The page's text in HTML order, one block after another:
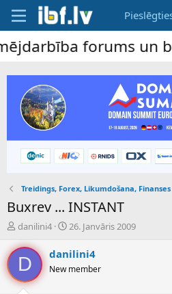
forums un
Treidings, Forex, Likumdošana, Finanses
Buxrev ... INSTANT
P
v
e
d
i
danilini4
S
k
m
26. Janvāris 2009
D danilini4
New member